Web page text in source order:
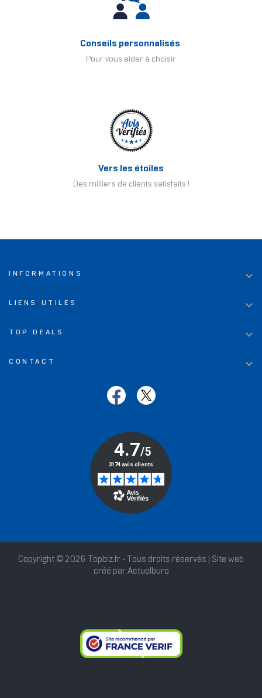
Conseils personnalisés
Pour vous aider à choisir
Vers les étoiles
Des milliers de clients satisfaits !
INFORMATIONS 
LIENS UTILES 
TOP DEALS 
CONTACT 
Copyright © 2026 Topbiz.fr - Tous droits réservés | Site web
créé par Actuelburo